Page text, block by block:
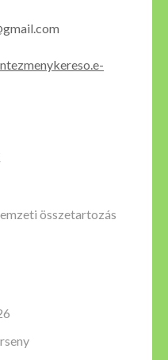
összetartozás